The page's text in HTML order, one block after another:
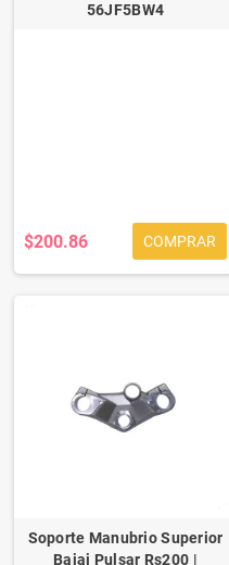
56JF5BW4
$200.86 COMPRAR
Soporte Manubrio Superior
Bajaj Pulsar Rs200 |